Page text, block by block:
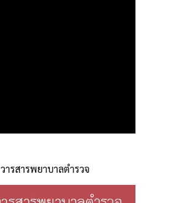
วารสารพยาบาลตำรวจ